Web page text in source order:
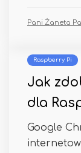
Pani Żaneta
Raspberry Pi
Jak
dla
Google